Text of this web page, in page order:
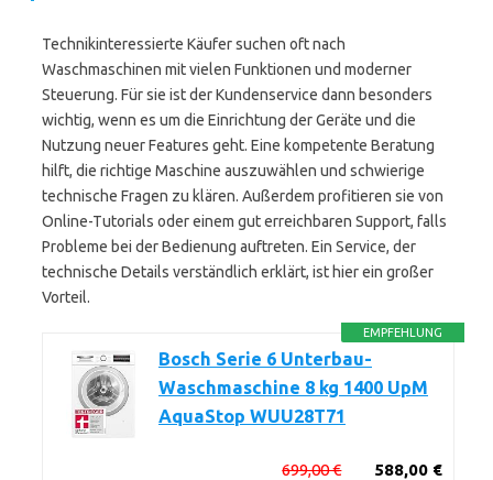
Technikinteressierte Käufer suchen oft nach
Waschmaschinen mit vielen Funktionen und moderner
Steuerung. Für sie ist der Kundenservice dann besonders
wichtig, wenn es um die Einrichtung der Geräte und die
Nutzung neuer Features geht. Eine kompetente Beratung
hilft, die richtige Maschine auszuwählen und schwierige
technische Fragen zu klären. Außerdem profitieren sie von
Online-Tutorials oder einem gut erreichbaren Support, falls
Probleme bei der Bedienung auftreten. Ein Service, der
technische Details verständlich erklärt, ist hier ein großer
Vorteil.
EMPFEHLUNG
Bosch Serie 6 Unterbau-
Waschmaschine 8 kg 1400 UpM
AquaStop WUU28T71
588,00 €
699,00 €